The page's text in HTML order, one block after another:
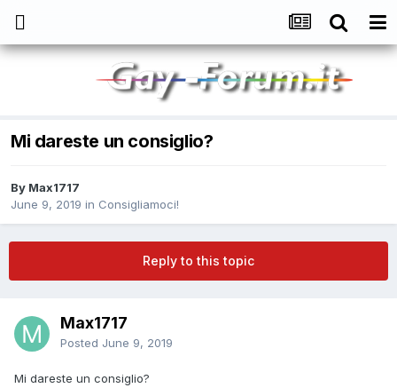
Mi dareste un consiglio?
By Max1717
June 9, 2019 in Consigliamoci!
Reply to this topic
Max1717
Posted June 9, 2019
Mi dareste un consiglio?